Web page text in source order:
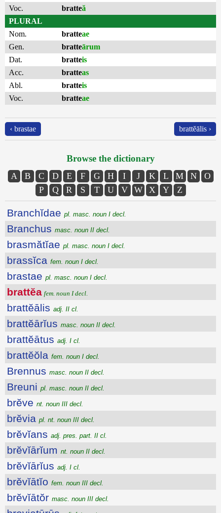
Voc.
bratteă
PLURAL
Nom.
bratteae
Gen.
bratteārum
Dat.
bratteis
Acc.
bratteas
Abl.
bratteis
Voc.
bratteae
‹ brastae brattĕālis ›
Browse the dictionary
A B C D E F G H I J K L M N
O
P
Q R S T U V W X Y Z
Branchĭdae pl. masc. noun I decl.
Branchus masc. noun II decl.
brasmătĭae pl. masc. noun I decl.
brassĭca fem. noun I decl.
brastae pl. masc. noun I decl.
brattĕa fem. noun I decl.
brattĕālis adj. II cl.
brattĕārĭus masc. noun II decl.
brattĕātus adj. I cl.
brattĕŏla fem. noun I decl.
Brennus masc. noun II decl.
Breuni pl. masc. noun II decl.
brĕve nt. noun III decl.
brĕvia pl. nt. noun III decl.
brĕvĭans adj. pres. part. II cl.
brĕvĭārĭum nt. noun II decl.
brĕvĭārĭus adj. I cl.
brĕvĭātĭo fem. noun III decl.
brĕvĭātŏr masc. noun III decl.